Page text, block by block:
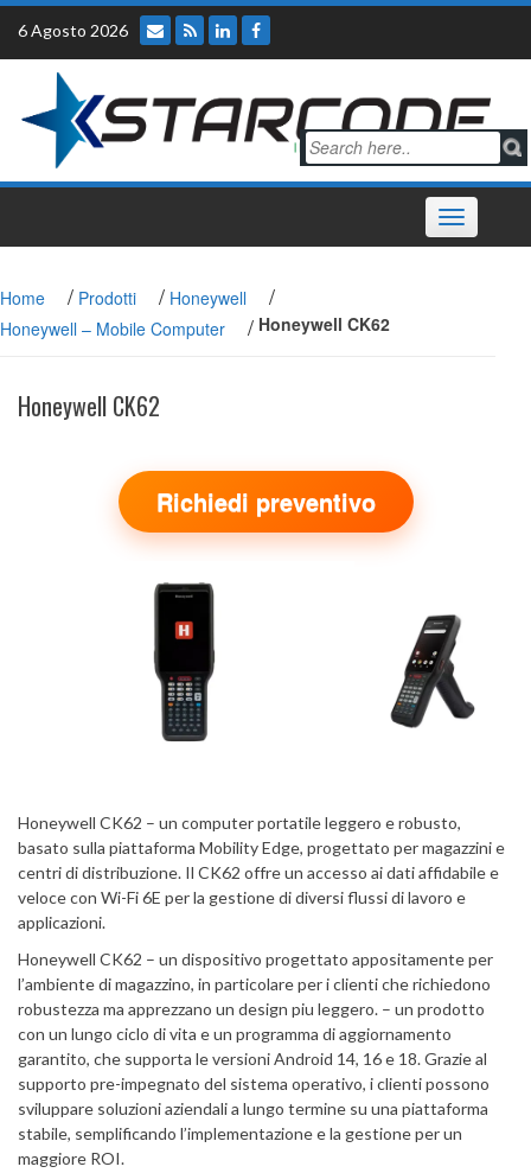
Skip
content
6 Agosto 2026
Toggle
navigation
Home / Prodotti / Honeywell /
Honeywell – Mobile Computer / Honeywell CK62
Honeywell CK62
Richiedi preventivo
Honeywell CK62 – un computer portatile leggero e robusto,
basato sulla piattaforma Mobility Edge, progettato per magazzini e
centri di distribuzione. Il CK62 offre un accesso ai dati affidabile e
veloce con Wi-Fi 6E per la gestione di diversi flussi di lavoro e
applicazioni.
Honeywell CK62 – un dispositivo progettato appositamente per
l’ambiente di magazzino, in particolare per i clienti che richiedono
robustezza ma apprezzano un design piu leggero. – un prodotto
con un lungo ciclo di vita e un programma di aggiornamento
garantito, che supporta le versioni Android 14, 16 e 18. Grazie al
supporto pre-impegnato del sistema operativo, i clienti possono
sviluppare soluzioni aziendali a lungo termine su una piattaforma
stabile, semplificando l’implementazione e la gestione per un
maggiore ROI.